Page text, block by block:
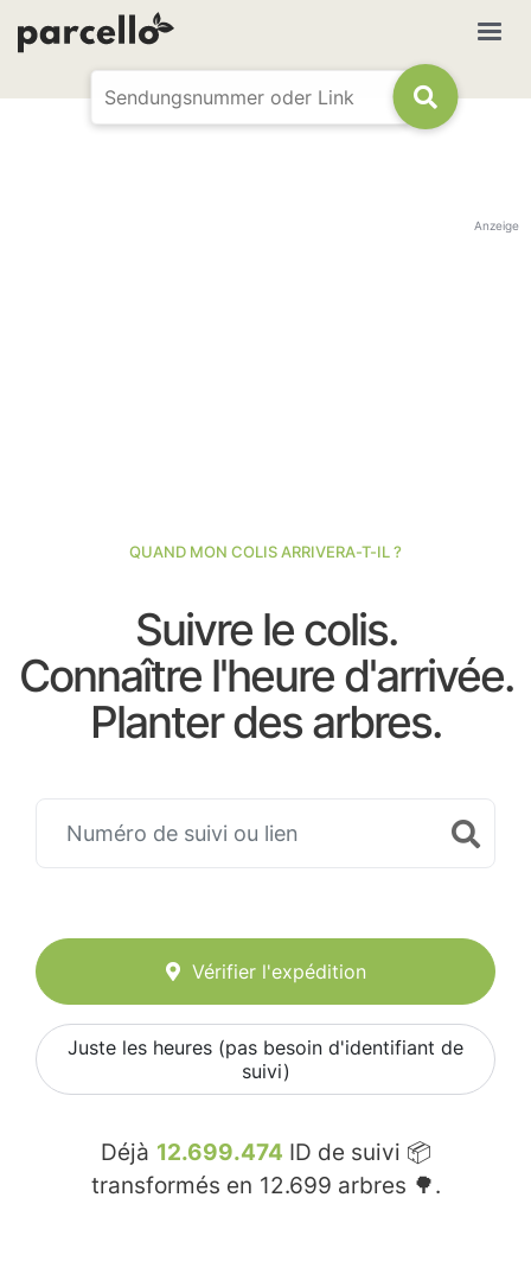
Anzeige
QUAND MON COLIS ARRIVERA-T-IL ?
Suivre le colis.
Connaître l'heure d'arrivée.
Planter des arbres.
Vérifier l'expédition
Juste les heures (pas besoin d'identifiant de
suivi)
Déjà 12.699.474 ID de suivi 📦
transformés en 12.699 arbres 🌳.